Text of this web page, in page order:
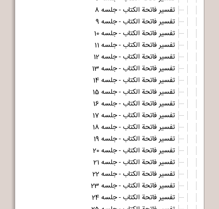
تفسیر فاتحة الکتاب - جلسه 8
تفسیر فاتحة الکتاب - جلسه 9
تفسیر فاتحة الکتاب - جلسه 10
تفسیر فاتحة الکتاب - جلسه 11
تفسیر فاتحة الکتاب - جلسه 12
تفسیر فاتحة الکتاب - جلسه 13
تفسیر فاتحة الکتاب - جلسه 14
تفسیر فاتحة الکتاب - جلسه 15
تفسیر فاتحة الکتاب - جلسه 16
تفسیر فاتحة الکتاب - جلسه 17
تفسیر فاتحة الکتاب - جلسه 18
تفسیر فاتحة الکتاب - جلسه 19
تفسیر فاتحة الکتاب - جلسه 20
تفسیر فاتحة الکتاب - جلسه 21
تفسیر فاتحة الکتاب - جلسه 22
تفسیر فاتحة الکتاب - جلسه 23
تفسیر فاتحة الکتاب - جلسه 24